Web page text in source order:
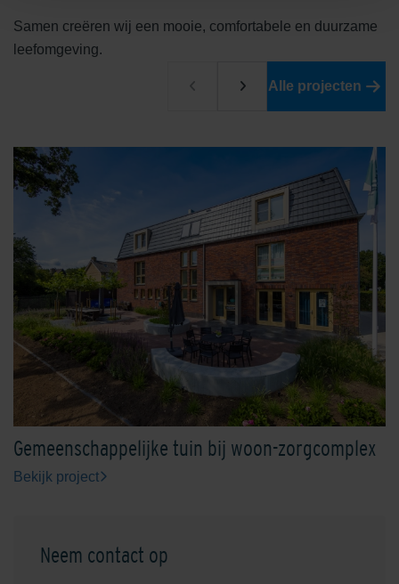
Samen creëren wij een mooie, comfortabele en duurzame
leefomgeving.
Alle projecten
Gemeenschappelijke tuin bij woon-zorgcomplex
Bekijk project
Neem contact op